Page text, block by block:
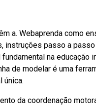
a. Webaprenda como
instruções passo a
na educação
de modelar é uma
única.
da coordenação